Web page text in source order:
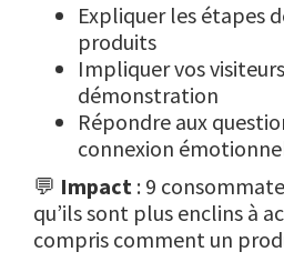
Expliquer les étapes
produits
Impliquer vos
démonstration
Répondre aux
connexion
💬 Impact : 9
qu’ils sont plus enclins à
compris comment un